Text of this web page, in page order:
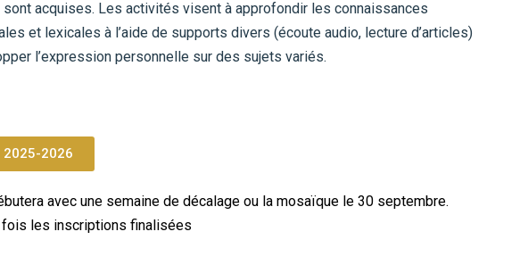
acquises. Les activités visent à approfondir les connaissances
et lexicales à l’aide de supports divers (écoute audio, lecture d’articles)
l’expression personnelle sur des sujets variés.
2025-2026
avec une semaine de décalage ou la mosaïque le 30 septembre.
fois les inscriptions finalisées